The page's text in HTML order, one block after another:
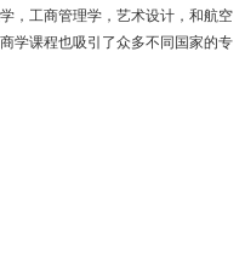
，工商管理学，艺术设计，和航空
学课程也吸引了众多不同国家的专